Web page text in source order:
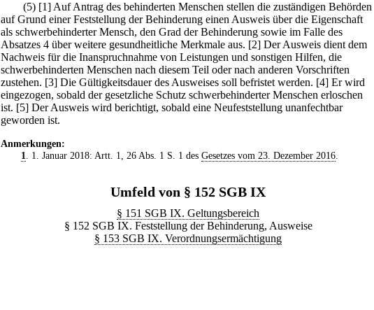
(5) [1] Auf Antrag des behinderten Menschen stellen die zuständigen Behörden
auf Grund einer Feststellung der Behinderung einen Ausweis über die Eigenschaft
als schwerbehinderter Mensch, den Grad der Behinderung sowie im Falle des
Absatzes 4 über weitere gesundheitliche Merkmale aus. [2] Der Ausweis dient dem
Nachweis für die Inanspruchnahme von Leistungen und sonstigen Hilfen, die
schwerbehinderten Menschen nach diesem Teil oder nach anderen Vorschriften
zustehen. [3] Die Gültigkeitsdauer des Ausweises soll befristet werden. [4] Er wird
eingezogen, sobald der gesetzliche Schutz schwerbehinderter Menschen erloschen
ist. [5] Der Ausweis wird berichtigt, sobald eine Neufeststellung unanfechtbar
geworden ist.
Anmerkungen:
1. 1. Januar 2018: Artt. 1, 26 Abs. 1 S. 1 des Gesetzes vom 23. Dezember 2016.
Umfeld von § 152 SGB IX
§ 151 SGB IX. Geltungsbereich
§ 152 SGB IX. Feststellung der Behinderung, Ausweise
§ 153 SGB IX. Verordnungsermächtigung